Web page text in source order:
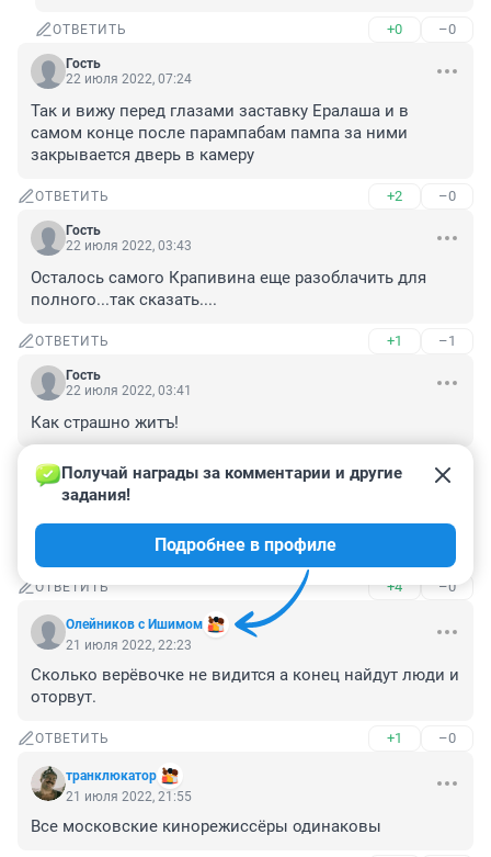
ОТВЕТИТЬ +0 –0
Гость
22 июля 2022, 07:24
Так и вижу перед глазами заставку Ералаша и в
самом конце после парампабам пампа за ними
закрывается дверь в камеру
ОТВЕТИТЬ +2 –0
Гость
22 июля 2022, 03:43
Осталось самого Крапивина еще разоблачить для
полного...так сказать....
ОТВЕТИТЬ +1 –1
Гость
22 июля 2022, 03:41
Как страшно житъ!
ОТВЕТИТЬ –0
Гость
Афтар, вы Русский Язык изучали?
ОТВЕТИТЬ +4 –0
Олейников с Ишимом
Получай награды за комментарии и другие
задания!
Подробнее в профиле
21 июля 2022, 22:23
Сколько верёвочке не видится а конец найдут люди и
оторвут.
ОТВЕТИТЬ +1 –0
транклюкатор
21 июля 2022, 21:55
Все московские кинорежиссёры одинаковы